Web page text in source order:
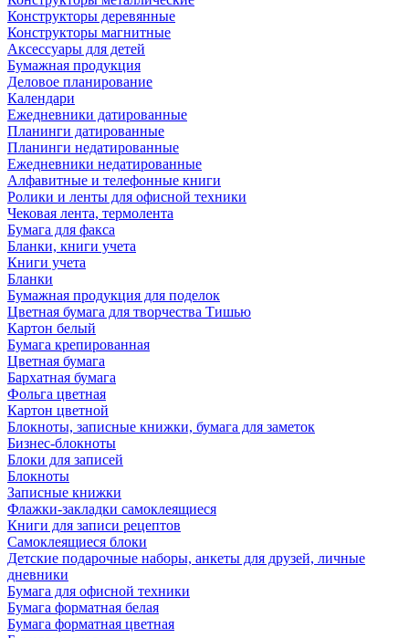
Конструкторы деревянные
Конструкторы магнитные
Аксессуары для детей
Бумажная продукция
Деловое планирование
Календари
Ежедневники датированные
Планинги датированные
Планинги недатированные
Ежедневники недатированные
Алфавитные и телефонные книги
Ролики и ленты для офисной техники
Чековая лента, термолента
Бумага для факса
Бланки, книги учета
Книги учета
Бланки
Бумажная продукция для поделок
Цветная бумага для творчества Тишью
Картон белый
Бумага крепированная
Цветная бумага
Бархатная бумага
Фольга цветная
Картон цветной
Блокноты, записные книжки, бумага для заметок
Бизнес-блокноты
Блоки для записей
Блокноты
Записные книжки
Флажки-закладки самоклеящиеся
Книги для записи рецептов
Самоклеящиеся блоки
Детские подарочные наборы, анкеты для друзей, личные
дневники
Бумага для офисной техники
Бумага форматная белая
Бумага форматная цветная